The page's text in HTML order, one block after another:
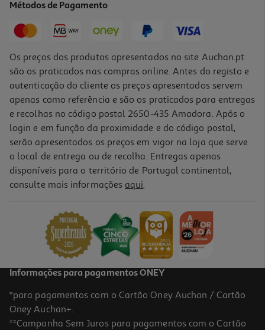
Ração Para Gato Purina One Adulto Com Frango E Arroz 800g
Métodos de Pagamento
Os preços dos produtos apresentados no site Auchan.pt
são os praticados nas compras online. Antes do registo e
autenticação do cliente os preços apresentados servem
apenas como referência e são os praticados para entregas
e recolhas no código postal 2650-435 Amadora. Após o
login e em função da proximidade e do código postal,
serão apresentados os preços em vigor na loja que serve
o local de entrega ou de recolha. Entregas apenas
disponíveis para o território de Portugal continental,
consulte mais informações aqui.
Informações para pagamentos ONEY
*para pagamentos com o Cartão Oney Auchan / Cartão
Oney Auchan+.
**Campanha Sem Juros para pagamentos com o Cartão